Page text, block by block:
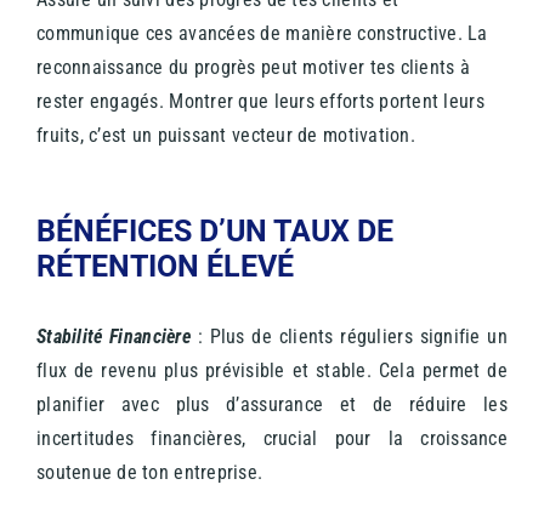
communique ces avancées de manière constructive. La
reconnaissance du progrès peut motiver tes clients à
rester engagés. Montrer que leurs efforts portent leurs
fruits, c’est un puissant vecteur de motivation.
BÉNÉFICES D’UN TAUX DE
RÉTENTION ÉLEVÉ
Stabilité Financière: Plus de clients réguliers signifie un
flux de revenu plus prévisible et stable. Cela permet de
planifier avec plus d’assurance et de réduire les
incertitudes financières, crucial pour la croissance
soutenue de ton entreprise.